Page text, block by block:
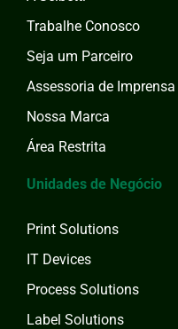
Trabalhe Conosco
Seja um Parceiro
Assessoria de Imprensa
Nossa Marca
Área Restrita
Unidades de Negócio
Print Solutions
IT Devices
Process Solutions
Label Solutions